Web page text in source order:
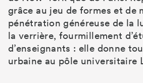
grâce au jeu de formes et de
pénétration généreuse de la
la verrière, fourmillement
d’enseignants : elle donne
urbaine au pôle universitaire